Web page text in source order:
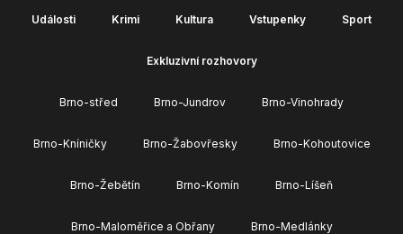
Události Krimi Kultura Vstupenky Sport
Exkluzivní rozhovory
Brno-střed Brno-Jundrov Brno-Vinohrady
Brno-Kníničky Brno-Žabovřesky Brno-Kohoutovice
Brno-Žebětín Brno-Komín Brno-Líšeň
Brno-Maloměřice a Obřany Brno-Medlánky